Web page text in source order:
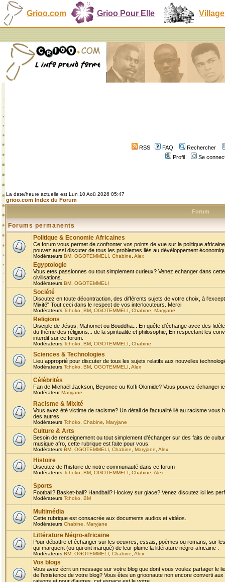
Grioo.com Grioo Pour Elle Village
RSS FAQ
Rechercher
Profil
Se
La date/heure actuelle est Lun 10 Aoû 2026 05:47
grioo.com Index du Forum
Forum
Forums permanents
Politique & Economie Africaines
Ce forum vous permet de confronter vos points de vue sur la politique
pouvez aussi discuter de tous les problemes liés au dévéloppement
Modérateurs BM OGOTEMMELI Chabine Alex
Egyptologie
Vous etes passionnes ou tout simplement curieux? Venez echanger dans
civilisations.
Modérateurs BM OGOTEMMELI
Société
Discutez en toute décontraction, des différents sujets de votre choix, à
Mixité" Tout ceci dans le respect de vos interlocuteurs. Merci
Modérateurs Tchoko BM OGOTEMMELI Chabine Maryjane
Religions
Disciple de Jésus, Mahomet ou Bouddha... En quête d'échange avec des
du thème des réligions... de la spiritualite et philosophie, En respectant les
interdit sur ce forum.
Modérateurs Tchoko BM OGOTEMMELI Chabine
Sciences & Technologies
Lieu approprié pour discuter de tous les sujets relatifs aux nouvelles
Modérateurs Tchoko BM OGOTEMMELI Alex
Célébrités
Fan de Michaël Jackson, Beyonce ou Koffi Olomide? Vous pouvez échanger
ModérateurMaryjane
Racisme & Mixité
Vous avez été victime de racisme? Un détail de l'actualité lié au racisme
des autres.
Modérateurs Tchoko Chabine Maryjane
Culture & Arts
Besoin de renseignement ou tout simplement d'échanger sur des faits de
musique afro, cette rubrique est faite pour vous.
Modérateurs BM OGOTEMMELI Chabine Maryjane Alex
Histoire
Discutez de l'histoire de notre communauté dans ce forum
Modérateurs Tchoko BM OGOTEMMELI Chabine Alex
Sports
Football? Basket-ball? Handball? Hockey sur glace? Venez discutez ici les
Modérateurs Tchoko BM
Multimédia
Cette rubrique est consacrée aux documents audios et vidéos.
Modérateurs Chabine Maryjane
Littérature Négro-africaine
Pour débattre et échanger sur les oeuvres, essais, poèmes ou romans, sur
qui marquent (ou qui ont marqué) de leur plume la littérature négro-africaine .
Modérateurs BM OGOTEMMELI Chabine Alex
Vos blogs
Vous avez écrit un message sur votre blog que dont vous voulez partager le
de l'existence de votre blog? Vous êtes un grioonaute non encore converti